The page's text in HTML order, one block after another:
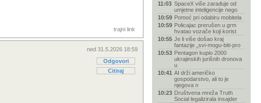
trajni link
ned 31.5.2026 18:59
Odgovori
Citiraj
11:03 SpaceX više zarađuje od
umjetne inteligencije nego
10:59 Pomoć pri odabiru mobitela
10:59 Policajac prerušen u grm
hvatao vozače koji korist
10:55 Je li više došao kraj
fantazije „svi-mogu-biti-pro
10:53 Pentagon kupio 2000
ukrajinskih jurišnih dronova
u
10:41 AI drži američko
gospodarstvo, ali to je
njegova n
10:23 Društvena mreža Truth
Social legalizirala insajder